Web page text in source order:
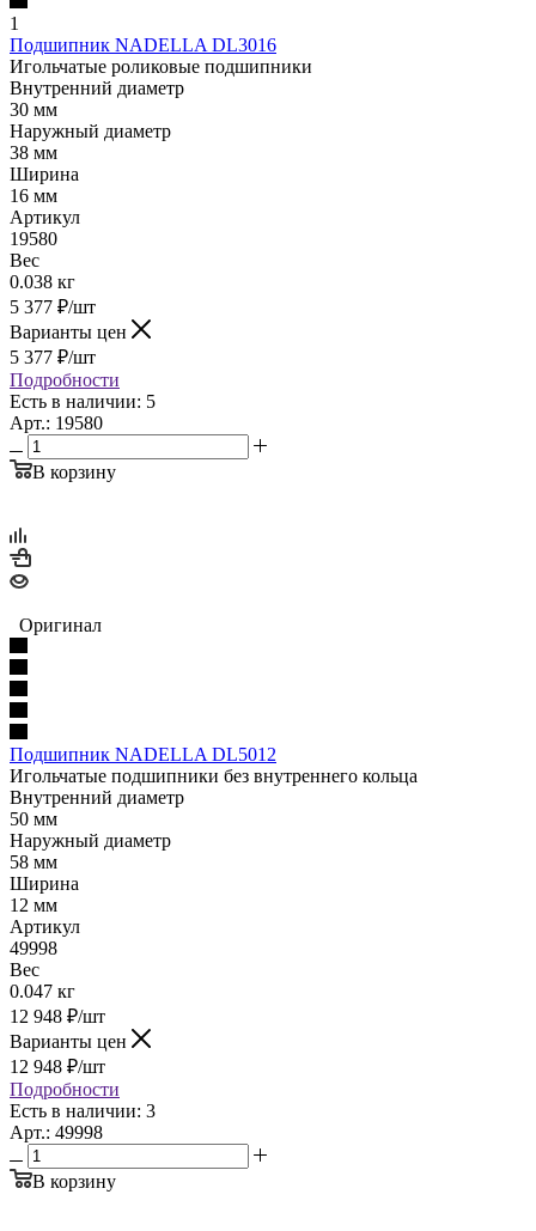
1
Подшипник NADELLA DL3016
Игольчатые роликовые подшипники
Внутренний диаметр
30 мм
Наружный диаметр
38 мм
Ширина
16 мм
Артикул
19580
Вес
0.038 кг
5 377 ₽/шт
Варианты цен
5 377 ₽/шт
Подробности
Есть в наличии: 5
Арт.: 19580
В корзину
Оригинал
Подшипник NADELLA DL5012
Игольчатые подшипники без внутреннего кольца
Внутренний диаметр
50 мм
Наружный диаметр
58 мм
Ширина
12 мм
Артикул
49998
Вес
0.047 кг
12 948 ₽/шт
Варианты цен
12 948 ₽/шт
Подробности
Есть в наличии: 3
Арт.: 49998
В корзину